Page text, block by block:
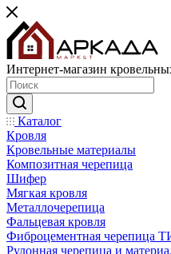
Интернет-магазин
Каталог
Кровля
Кровельные материалы
Композитная черепица
Шифер
Мягкая кровля
Металлочерепица
Фальцевая кровля
Фиброцементная черепица
Рулонная черепица и